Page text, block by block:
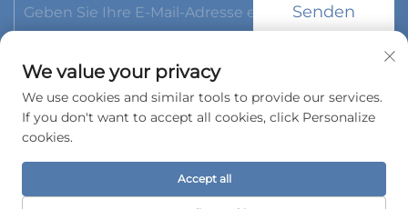
Senden
Urheberrecht © 2026 Bomeda International Trading (Suzhou)
Datenschutzrichtlinie
We value your privacy
We use cookies and similar tools to provide our services.
If you don't want to accept all cookies, click Personalize
cookies.
Accept all